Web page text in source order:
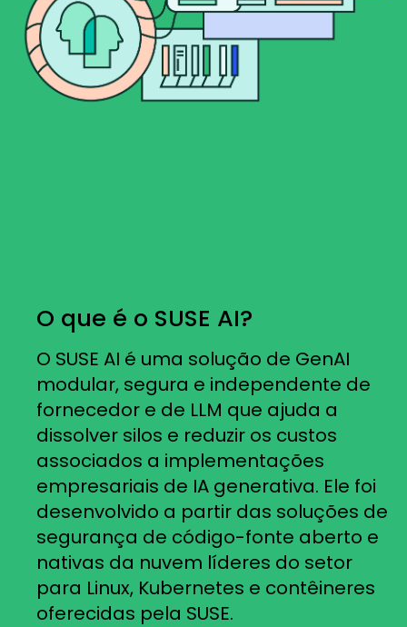
O que é o SUSE AI?
O SUSE AI é uma solução de GenAI
modular, segura e independente de
fornecedor e de LLM que ajuda a
dissolver silos e reduzir os custos
associados a implementações
empresariais de IA generativa. Ele foi
desenvolvido a partir das soluções de
segurança de código-fonte aberto e
nativas da nuvem líderes do setor
para Linux, Kubernetes e contêineres
oferecidas pela SUSE.